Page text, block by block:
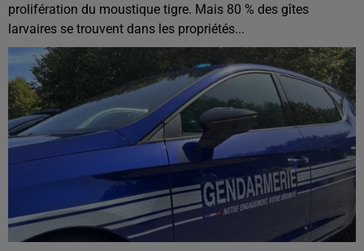
prolifération du moustique tigre. Mais 80 % des gîtes
larvaires se trouvent dans les propriétés...